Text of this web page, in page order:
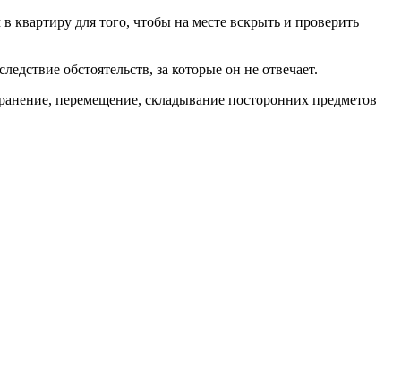
квартиру для того, чтобы на месте вскрыть и проверить
обстоятельств, за которые он не отвечает.
перемещение, складывание посторонних предметов